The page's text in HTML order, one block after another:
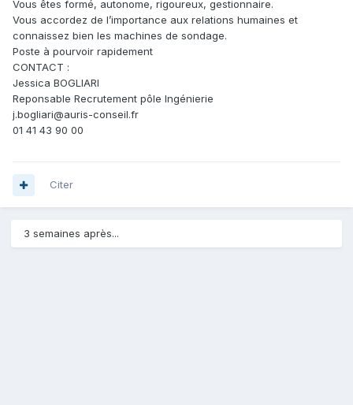
Vous êtes formé, autonome, rigoureux, gestionnaire.
Vous accordez de l’importance aux relations humaines et
connaissez bien les machines de sondage.
Poste à pourvoir rapidement
CONTACT :
Jessica BOGLIARI
Reponsable Recrutement pôle Ingénierie
j.bogliari@auris-conseil.fr
01 41 43 90 00
Citer
3 semaines après...